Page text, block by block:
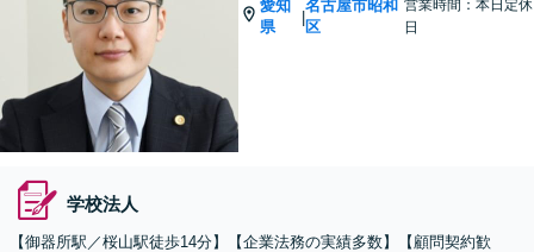
愛知
県
|
名古屋市昭和
区
営業時間：本日定休
日
学校法人
【御器所駅／桜山駅徒歩14分】【企業法務の実績多数】【顧問契約歓